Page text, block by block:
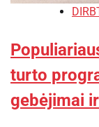
turto
gebėjimai